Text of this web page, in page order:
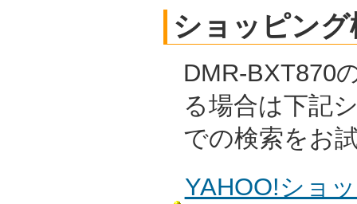
ショッピング
DMR-BXT870
る場合は下記
での検索をお
YAHOO!ショ